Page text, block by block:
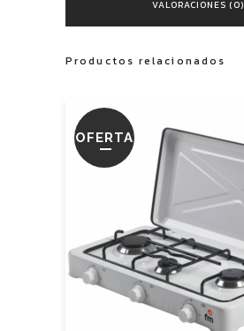
VALORACIONES (0)
Productos relacionados
OFERTA